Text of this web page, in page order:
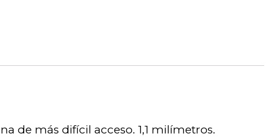
de más difícil acceso. 1,1 milímetros.